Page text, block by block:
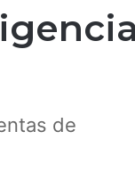
de